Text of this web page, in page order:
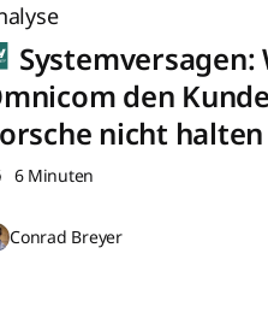
Systemversagen:
den
nicht
6 Minuten
Conrad Breyer